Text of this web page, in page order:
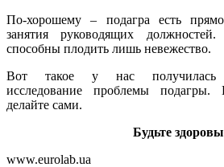
По-хорошему – подагра есть
занятия руководящих
способны плодить лишь невежество.
Вот такое у нас получилась
исследование проблемы подагры.
делайте сами.
Будьте
www.eurolab.ua